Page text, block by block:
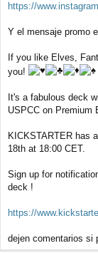
https://
Y el mensaje promo
If you like Elves,
you!
It's a fabulous deck
USPCC on Premium
KICKSTARTER has
18th at 18:00 CET.
Sign up for
deck !
https://
dejen comentarios si